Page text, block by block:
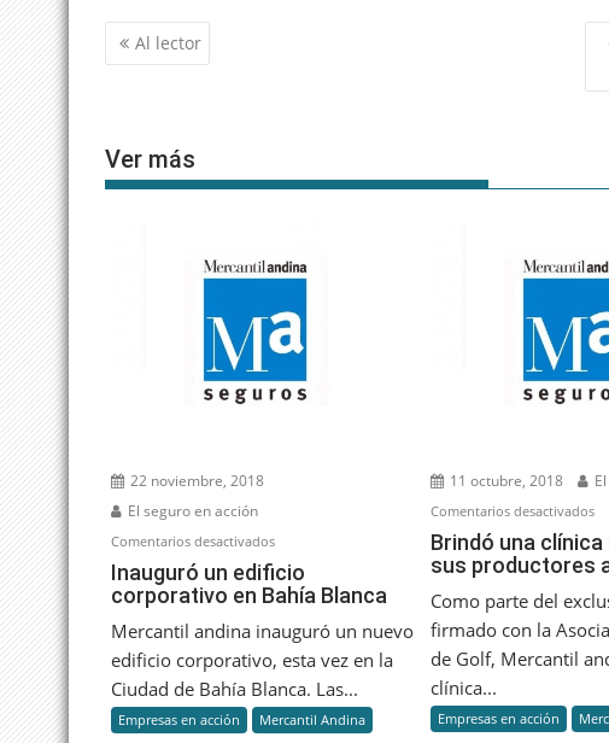
Navegación
de
Al lector
Ver más
22 noviembre, 2018
El seguro en acción
Comentarios desactivadosen
Inauguró
un
corporativo
en
Bahía
Blanca
Inauguró un edificio
corporativo en Bahía Blanca
Mercantil andina inauguró un nuevo
edificio corporativo, esta vez en la
Ciudad de Bahía Blanca. Las...
Empresas en acción Mercantil Andina
11 octubre, 2018
Comentarios desactivadosen
Brindó una
sus productores
Como parte del
firmado con la
de Golf, Mercantil
clínica...
Empresas en acción